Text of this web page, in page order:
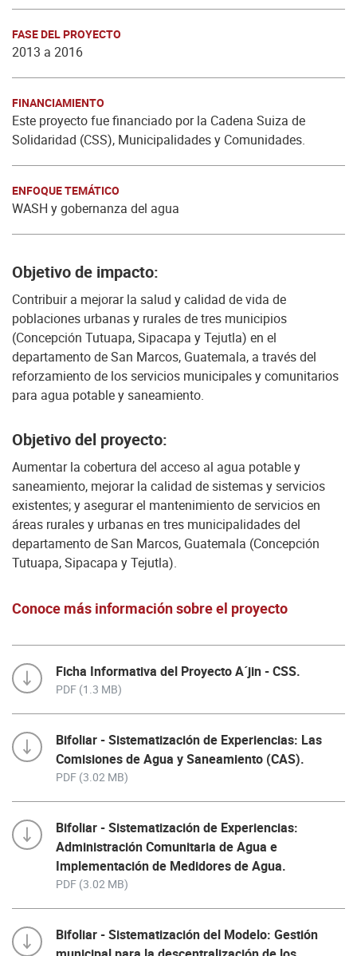
FASE DEL PROYECTO
2013 a 2016
FINANCIAMIENTO
Este proyecto fue financiado por la Cadena Suiza de
Solidaridad (CSS), Municipalidades y Comunidades.
ENFOQUE TEMÁTICO
WASH y gobernanza del agua
Objetivo de impacto:
Contribuir a mejorar la salud y calidad de vida de
poblaciones urbanas y rurales de tres municipios
(Concepción Tutuapa, Sipacapa y Tejutla) en el
departamento de San Marcos, Guatemala, a través del
reforzamiento de los servicios municipales y comunitarios
para agua potable y saneamiento.
Objetivo del proyecto:
Aumentar la cobertura del acceso al agua potable y
saneamiento, mejorar la calidad de sistemas y servicios
existentes; y asegurar el mantenimiento de servicios en
áreas rurales y urbanas en tres municipalidades del
departamento de San Marcos, Guatemala (Concepción
Tutuapa, Sipacapa y Tejutla).
Conoce más información sobre el proyecto
Ficha Informativa del Proyecto A´jin - CSS.
PDF (1.3 MB)
Bifoliar - Sistematización de Experiencias: Las
Comisiones de Agua y Saneamiento (CAS).
PDF (3.02 MB)
Bifoliar - Sistematización de Experiencias:
Administración Comunitaria de Agua e
Implementación de Medidores de Agua.
PDF (3.02 MB)
Bifoliar - Sistematización del Modelo: Gestión